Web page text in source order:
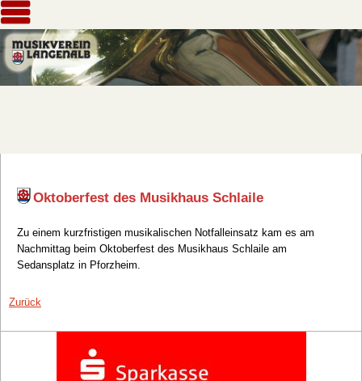
Oktoberfest des Musikhaus Schlaile
Zu einem kurzfristigen musikalischen Notfalleinsatz kam es am
Nachmittag beim Oktoberfest des Musikhaus Schlaile am
Sedansplatz in Pforzheim.
Zurück